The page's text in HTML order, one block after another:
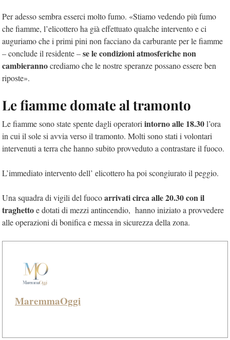
Per adesso sembra esserci molto fumo. «Stiamo vedendo più fumo
che fiamme, l’elicottero ha già effettuato qualche intervento e ci
auguriamo che i primi pini non facciano da carburante per le fiamme
– conclude il residente –se le condizioni atmosferiche non
cambierannocrediamo che le nostre speranze possano essere ben
riposte».
Le fiamme domate al tramonto
Le fiamme sono state spente dagli operatori intorno alle 18.30l’ora
in cui il sole si avvia verso il tramonto. Molti sono stati i volontari
intervenuti a terra che hanno subito provveduto a contrastare il fuoco.
L’immediato intervento dell’ elicottero ha poi scongiurato il peggio.
Una squadra di vigili del fuocoarrivati circa alle 20.30 con il
traghettoe dotati di mezzi antincendio, hanno iniziato a provvedere
alle operazioni di bonifica e messa in sicurezza della zona.
MaremmaOggi